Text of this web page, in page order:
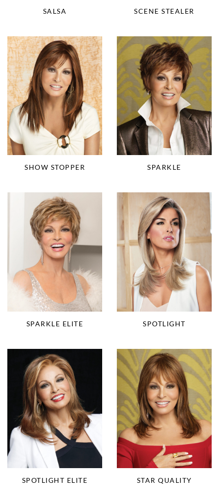
SALSA SCENE STEALER
SHOW STOPPER SPARKLE
SPARKLE ELITE SPOTLIGHT
SPOTLIGHT ELITE STAR QUALITY